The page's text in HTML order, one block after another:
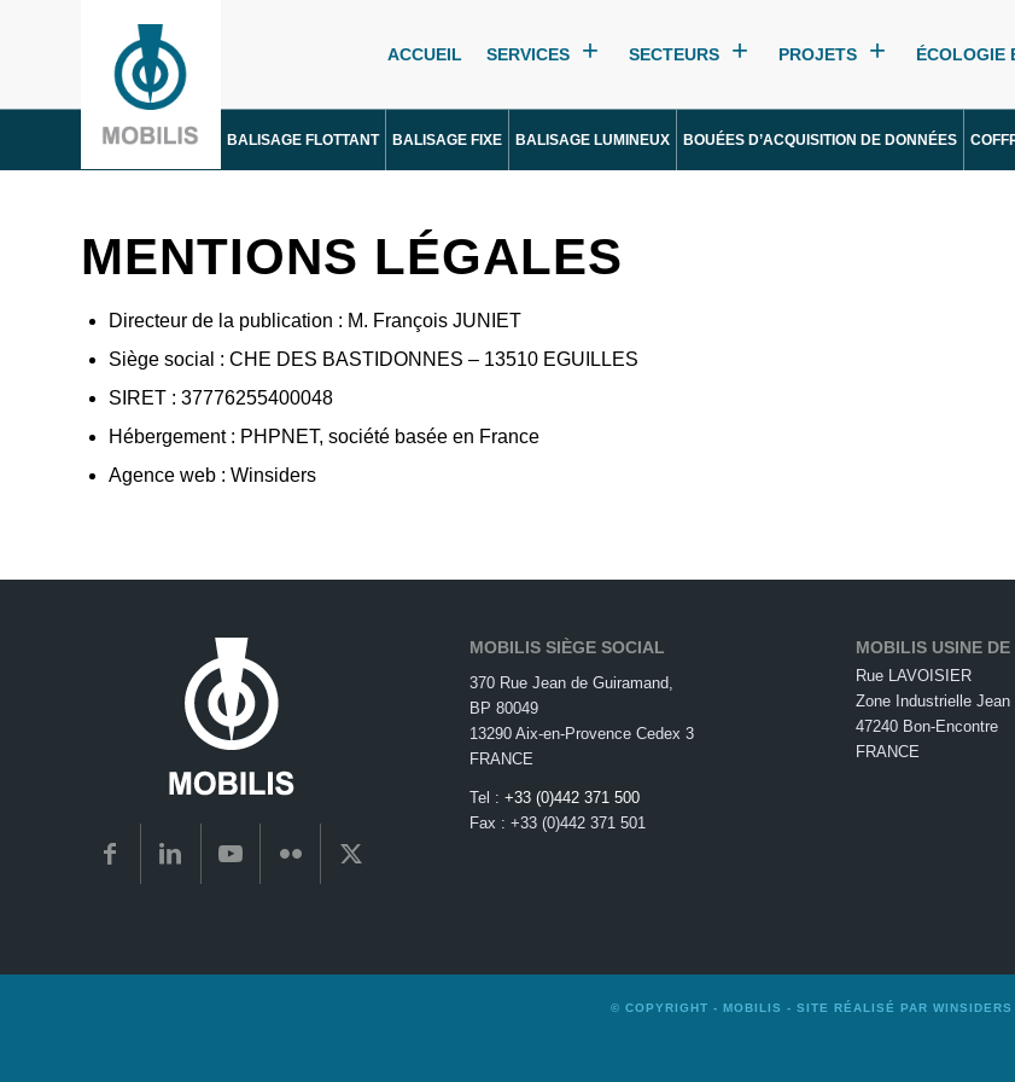
ACCUEIL SERVICES SECTEURS PROJETS ÉCOLOGIE
BALISAGE FLOTTANT BALISAGE FIXE BALISAGE LUMINEUX BOUÉES D’ACQUISITION DE DONNÉES
MENTIONS LÉGALES
Directeur de la publication : M. François JUNIET
Siège social : CHE DES BASTIDONNES – 13510 EGUILLES
SIRET : 37776255400048
Hébergement : PHPNET, société basée en France
Agence web : Winsiders
MOBILIS SIÈGE SOCIAL
370 Rue Jean de Guiramand,
BP 80049
13290 Aix-en-Provence Cedex 3
FRANCE
Tel : +33 (0)442 371 500
Fax : +33 (0)442 371 501
MOBILIS USINE DE
Rue LAVOISIER
Zone Industrielle Jean
47240 Bon-Encontre
FRANCE
© COPYRIGHT - MOBILIS - SITE RÉALISÉ PAR WINSIDERS